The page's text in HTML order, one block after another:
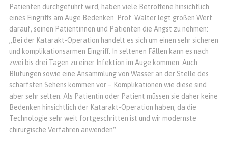
Patienten durchgeführt wird, haben viele Betroffene hinsichtlich
eines Eingriffs am Auge Bedenken. Prof. Walter legt großen Wert
darauf, seinen Patientinnen und Patienten die Angst zu nehmen:
„Bei der Katarakt-Operation handelt es sich um einen sehr sicheren
und komplikationsarmen Eingriff. In seltenen Fällen kann es nach
zwei bis drei Tagen zu einer Infektion im Auge kommen. Auch
Blutungen sowie eine Ansammlung von Wasser an der Stelle des
schärfsten Sehens kommen vor – Komplikationen wie diese sind
aber sehr selten. Als Patientin oder Patient müssen sie daher keine
Bedenken hinsichtlich der Katarakt-Operation haben, da die
Technologie sehr weit fortgeschritten ist und wir modernste
chirurgische Verfahren anwenden“.